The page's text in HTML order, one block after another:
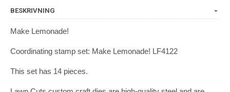
BESKRIVNING
Make Lemonade!
Coordinating stamp set: Make Lemonade! LF4122
This set has 14 pieces.